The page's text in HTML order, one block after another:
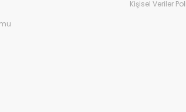
Kişisel Veriler